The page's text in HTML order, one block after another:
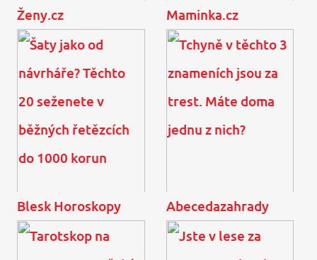
Marta Kubišová: Úmorná
vedra si vyžádala krutou
oběť
90 % Čechů má zubní
kaz, ale neví o něm. Jak
ho zastavit bez vrtání?
Ženy.cz
Šaty jako od návrháře?
Těchto 20 seženete v
Maminka.cz
Tchyně v těchto 3
znameních jsou za trest.
Blesk Horoskopy Abecedazahrady